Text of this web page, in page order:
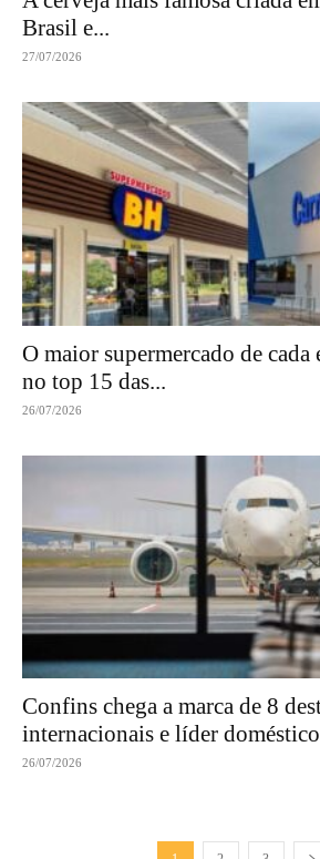
Brasil e...
27/07/2026
O maior supermercado de cada
no top 15 das...
26/07/2026
Confins chega a marca de 8
internacionais e líder
26/07/2026